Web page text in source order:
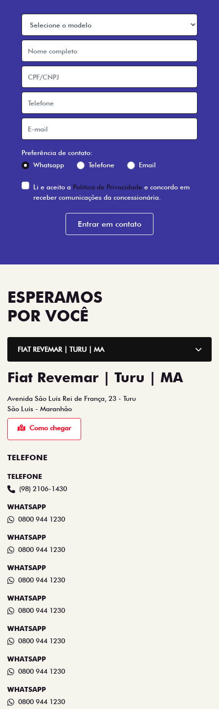
Preferência de contato:
Whatsapp
Telefone Email
Li e aceito a Política de Privacidade e concordo em
receber comunicações da concessionária.
Entrar em contato
ESPERAMOS
POR VOCÊ
FIAT REVEMAR | TURU | MA
Fiat Revemar | Turu | MA
Avenida São Luís Rei de França, 23 - Turu
São Luís - Maranhão
Como chegar
TELEFONE
TELEFONE
(98) 2106-1430
WHATSAPP
0800 944 1230
WHATSAPP
0800 944 1230
WHATSAPP
0800 944 1230
WHATSAPP
0800 944 1230
WHATSAPP
0800 944 1230
WHATSAPP
0800 944 1230
WHATSAPP
0800 944 1230